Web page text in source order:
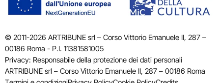
© 2011-2026 ARTRIBUNE srl – Corso Vittorio Emanuele II, 287 –
00186 Roma - P.I. 11381581005
Privacy: Responsabile della protezione dei dati personali
ARTRIBUNE srl – Corso Vittorio Emanuele II, 287 – 00186 Roma